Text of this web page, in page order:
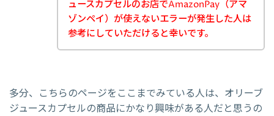
ュースカプセルのお店でAmazonPay（アマ
ゾンペイ）が使えないエラーが発生した人は
参考にしていただけると幸いです。
多分、こちらのページをここまでみている人は、オリーブ
ジュースカプセルの商品にかなり興味がある人だと思うの